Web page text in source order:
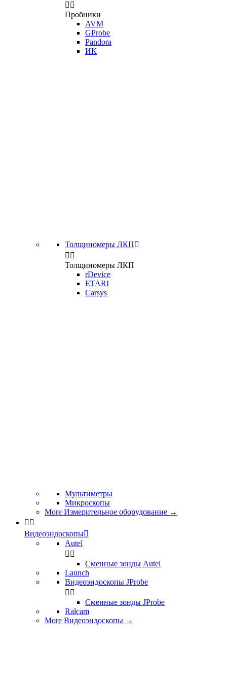
 
Пробники
AVM
GProbe
Pandora
ИК
Толщиномеры ЛКП
 
Толщиномеры ЛКП
rDevice
ETARI
Carsys
Мультиметры
Микроскопы
More Измерительное оборудование →
 
Видеоэндоскопы
Autel
 
Сменные зонды Autel
Launch
Видеоэндоскопы JProbe
 
Сменные зонды JProbe
Ralcam
More Видеоэндоскопы →